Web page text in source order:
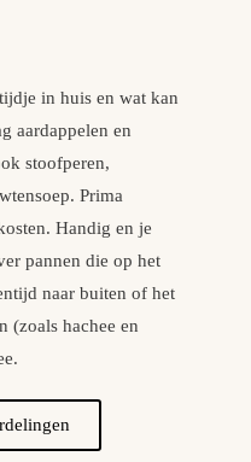
in huis en wat kan
aardappelen en
stoofperen,
Prima
Handig en je
pannen die op het
naar buiten of het
(zoals hachee en